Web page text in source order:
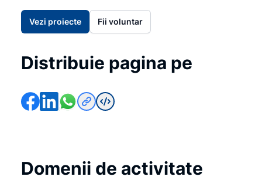
Vezi proiecte Fii voluntar
Distribuie pagina pe
Domenii de activitate